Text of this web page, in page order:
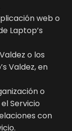
web o
Laptop’s
o los
Valdez, en
o
Servicio
con